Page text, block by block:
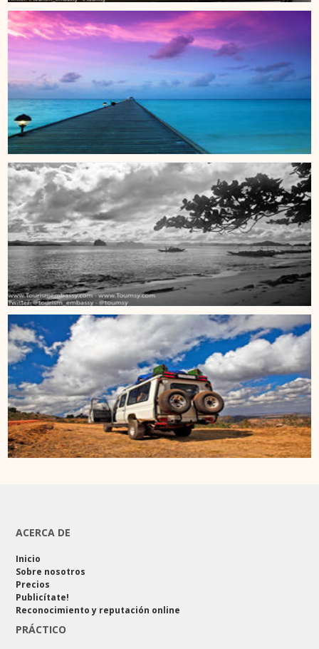
ACERCA DE
Inicio
Sobre nosotros
Precios
Publicítate!
Reconocimiento y reputación online
PRÁCTICO